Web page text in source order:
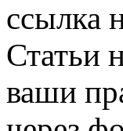
ссылка
Статьи
ваши